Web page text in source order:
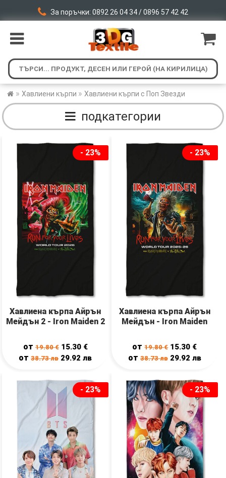
За поръчки: 0892 26 04 34 / 0896 57 42 42
» Хавлиени кърпи » Хавлиени кърпи с Поп Звезди
подкатегории
- 23%
Хавлиена кърпа Айрън
Мейдън 2 - Iron Maiden 2
от19.80€ 15.30 €
от38.73лв 29.92лв
- 23%
Хавлиена кърпа Айрън
Мейдън - Iron Maiden
от19.80€ 15.30 €
от 38.73лв 29.92 лв
- 23% - 23%